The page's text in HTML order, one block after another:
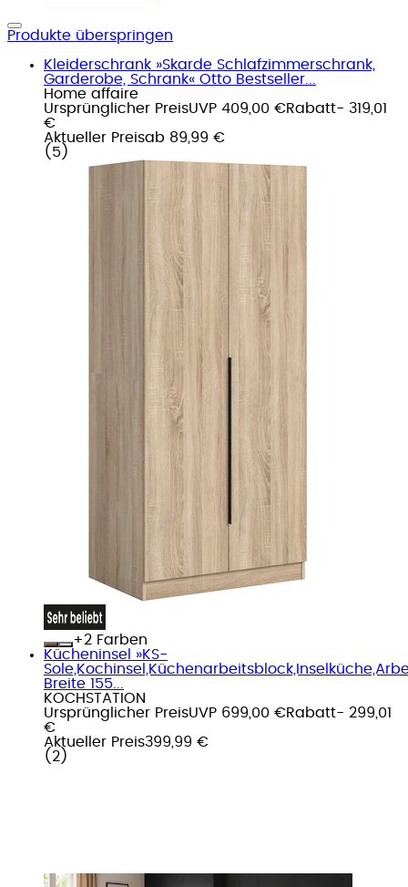
Produkte überspringen
Kleiderschrank »Skarde Schlafzimmerschrank,
Garderobe, Schrank« Otto Bestseller...
Home affaire
Ursprünglicher PreisUVP 409,00 €Rabatt- 319,01
€
Aktueller Preisab 89,99 €
( 5 )
+
Farben
Kücheninsel »KS-
Breite 155...
KOCHSTATION
Ursprünglicher PreisUVP 699,00 €Rabatt- 299,01
€
Aktueller Preis399,99 €
( 2 )